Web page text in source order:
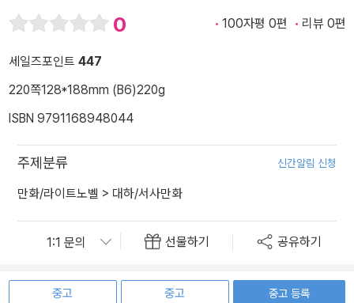
0 100자평 0편 리뷰 0편
세일즈포인트 447
220쪽128*188mm (B6)220g
ISBN 9791168948044
주제분류 신간알림 신청
만화/라이트노벨 > 대하/서사만화
선물하기 공유하기
중고
중고
중고 등록